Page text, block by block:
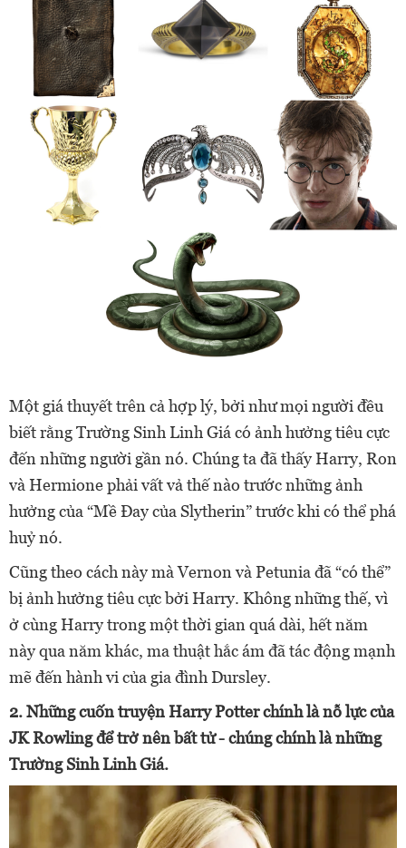
Một giá thuyết trên cả hợp lý, bởi như mọi người đều
biết rằng Trường Sinh Linh Giá có ảnh hưởng tiêu cực
đến những người gần nó. Chúng ta đã thấy Harry, Ron
và Hermione phải vất vả thế nào trước những ảnh
hưởng của “Mề Đay của Slytherin” trước khi có thể phá
huỷ nó.​
Cũng theo cách này mà Vernon và Petunia đã “có thể”
bị ảnh hưởng tiêu cực bởi Harry. Không những thế, vì
ở cùng Harry trong một thời gian quá dài, hết năm
này qua năm khác, ma thuật hắc ám đã tác động mạnh
mẽ đến hành vi của gia đình Dursley.
2. Những cuốn truyện Harry Potter chính là nỗ lực của
JK Rowling để trở nên bất tử - chúng chính là những
Trường Sinh Linh Giá.